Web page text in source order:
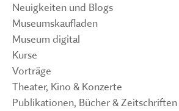
Neuigkeiten und Blogs
Museumskaufladen
Museum digital
Kurse
Vorträge
Theater, Kino & Konzerte
Publikationen, Bücher & Zeitschriften